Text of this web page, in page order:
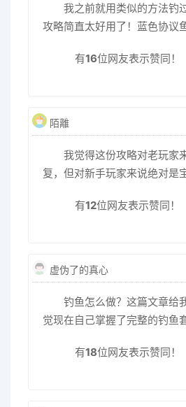
我之前就用类似的方法钓
攻略简直太好用了！蓝色协议
有16位网友表示赞同！
陌離
我觉得这份攻略对老玩家
复，但对新手玩家来说绝对是
有12位网友表示赞同！
虚伪了的真心
钓鱼怎么做？这篇文章给
觉现在自己掌握了完整的钓鱼
有18位网友表示赞同！